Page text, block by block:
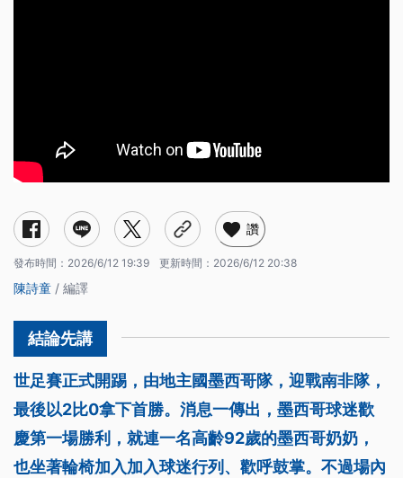
讚
發布時間： 2026/6/12 19:39 更新時間： 2026/6/12 20:38
陳詩童 / 編譯
世足賽正式開踢，由地主國墨西哥隊，迎戰南非隊，
最後以2比0拿下首勝。消息一傳出，墨西哥球迷歡
慶第一場勝利，就連一名高齡92歲的墨西哥奶奶，
也坐著輪椅加入加入球迷行列、歡呼鼓掌。不過場內